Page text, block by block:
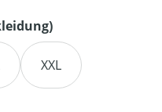
auswählen
XXL